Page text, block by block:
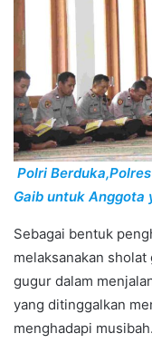
Polri
Gaib untuk Anggota
Sebagai bentuk
melaksanakan
gugur dalam
yang ditinggalkan
menghadapi musibah.